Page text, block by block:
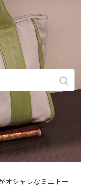
オシャレなミニトー